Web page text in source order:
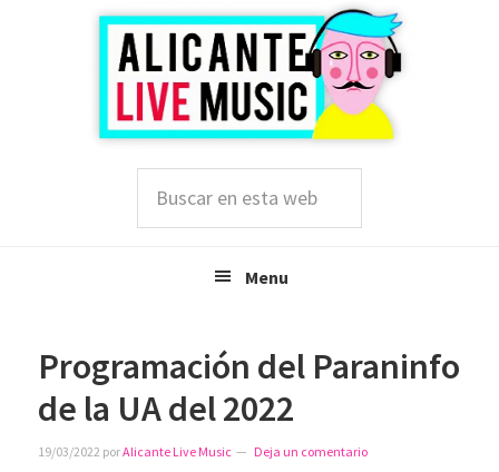
esta
Menu
Programación del Paraninfo
de la UA del 2022
19/03/2022 porAlicante Live Music Deja un comentario